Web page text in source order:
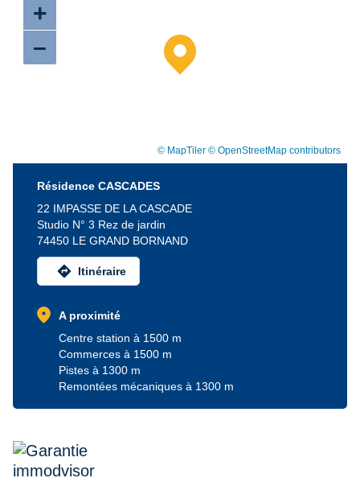
+
–
© MapTiler © OpenStreetMap contributors
Résidence CASCADES
22 IMPASSE DE LA CASCADE
Studio N° 3 Rez de jardin
74450 LE GRAND BORNAND
directions Itinéraire
location_on
A proximité
Centre station à 1500 m
Commerces à 1500 m
Pistes à 1300 m
Remontées mécaniques à 1300 m